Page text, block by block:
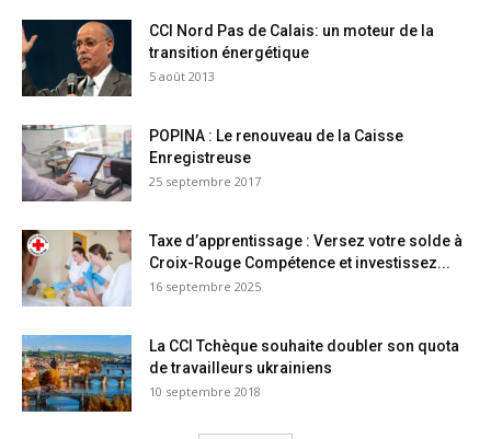
CCI Nord Pas de Calais: un moteur de la
transition énergétique
5 août 2013
POPINA : Le renouveau de la Caisse
Enregistreuse
25 septembre 2017
Taxe d’apprentissage : Versez votre solde à
Croix-Rouge Compétence et investissez...
16 septembre 2025
La CCI Tchèque souhaite doubler son quota
de travailleurs ukrainiens
10 septembre 2018